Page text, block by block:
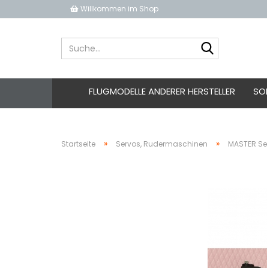
Willkommen im Shop
FLUGMODELLE ANDERER HERSTELLER
Startseite » Servos, Rudermaschinen » MASTER